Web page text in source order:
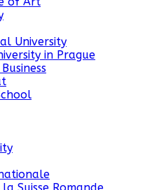
University
in Prague